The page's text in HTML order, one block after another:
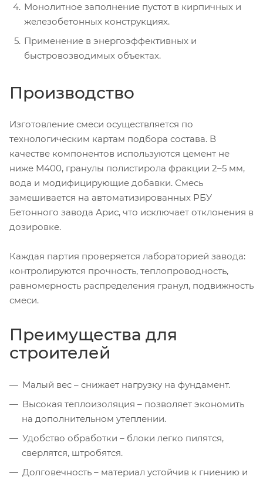
Монолитное заполнение пустот в кирпичных и
железобетонных конструкциях.
Применение в энергоэффективных и
быстровозводимых объектах.
Производство
Изготовление смеси осуществляется по
технологическим картам подбора состава. В
качестве компонентов используются цемент не
ниже М400, гранулы полистирола фракции 2–5 мм,
вода и модифицирующие добавки. Смесь
замешивается на автоматизированных РБУ
Бетонного завода Арис, что исключает отклонения в
дозировке.
Каждая партия проверяется лабораторией завода:
контролируются прочность, теплопроводность,
равномерность распределения гранул, подвижность
смеси.
Преимущества для
строителей
Малый вес – снижает нагрузку на фундамент.
Высокая теплоизоляция – позволяет экономить
на дополнительном утеплении.
Удобство обработки – блоки легко пилятся,
сверлятся, штробятся.
Долговечность – материал устойчив к гниению и